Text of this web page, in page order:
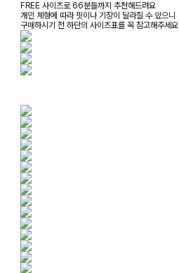
FREE 사이즈로 66분들까지 추천해드려요
개인 체형에 따라 핏이나 기장이 달라질 수 있으니
구매하시기 전 하단의 사이즈표를 꼭 참고해주세요